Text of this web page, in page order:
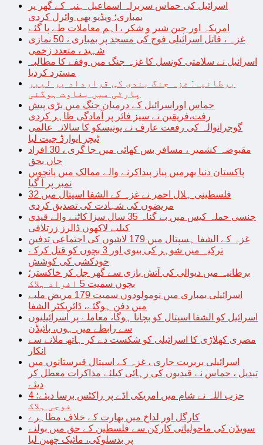
اسرائیل کی حماس سربراہ اسماعیل ہنیہ کے گھر پر
بمباری؛ ویڈیو بھی وائرل کردی
امریکہ اور چین شیر و شکر ، اہم معاملات طے پا گئے
غزہ ، قاتل اسرائیلی فوج کی مسجد پر بمباری ، 50 نمازی
شہید ، متعدد زخمی
اسرائیل نے سلامتی کونسل کا غزہ جنگ میں وقفے کا مطالبہ
مسترد کردیا
برطانیہ: غزہ جنگ بندی کی قرارداد پر لیبر
پارٹی میں بغاوت ہوگئی
حماس اوراسرائیل کے درمیان جنگ میں بڑی پیش
رفت،فریقین نے سیز فائر پر آمادگی ظاہر کردی
گوجرانوالہ کی رفعت عارف نے یونیسکو کا سالانہ عالمی
ٹیچر ایوارڈ جیت لیا
مقبوضہ کشمیر ، مسافر بس کھائی میں جا گری ، 30 افراد
جاں بحق
پاکستان دنیا بھرمیں پیاز پیداکرنے والے ممالک میں پانچویں
نمبر پر آ گیا
فلسطینی ہلال احمر نے غزہ کے الشفا اسپتال میں 32
مریضوں کی شہادت کی تصدیق کردی
جنسی حملہ کیس میں بے گناہ 35 سال سزا کاٹنے والے قیدی
کیلیے لاکھوں ڈالرز زرتلافی
غزہ کے الشفا ہسپتال میں 179 لاشوں کی اجتماعی تدفین
ترکیہ میں شوہر کی بیوی اور 3 بچوں کو قتل کرکے
خودکشی کی کوشش
برطانیہ میں دیوالی کی آتش بازی سے گھر جل کر خاکستر؛
بچوں سمیت 5 افراد ہلاک
اسرائیلی بمباری میں نومولودوں سمیت 179 مریض ملبے
میں دفن ہوگئے، ڈائریکٹر الشفا
اسرائیل کو الشفا اسپتال کو بچانا ہوگا، معاملے پر اسرائیلیوں
سے رابطے میں ہوں، بائیڈن
مصری کھلاڑی کا اسرائیلی کو شکست دے کر ہاتھ ملانے سے
انکار
اسرائیلی بربریت جاری ، غزہ کے اسپتال قبرستانوں میں
تبدیل ، حماس نے قیدیوں کی رہائی کیلئے مذاکرات معطل کر
دیئے
حزب اللہ نے شام میں امریکی اڈے پر راکٹس برسا دیئے؛ 4
فوجی ہلاک
کارگل اور لداخ میں بھارت کے خلاف مظاہرے
سویڈن کی ماحولیاتی کارکن سے فلسطین کے حق میں بولنے
پر بدسلوکی، مائیک چھین لیا